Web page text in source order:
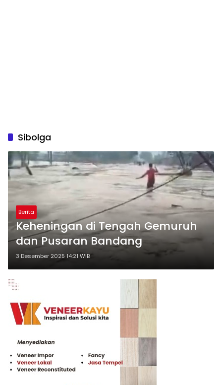
Sibolga
Berita
Keheningan di Tengah Gemuruh
dan Pusaran Bandang
3 Desember 2025 14:21 WIB